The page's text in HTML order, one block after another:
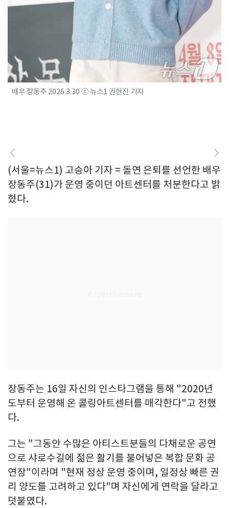
배우 장동주 2026.3.30 ⓒ 뉴스1 권현진 기자
(서울=뉴스1) 고승아 기자 = 돌연 은퇴를 선언한 배우
장동주(31)가 운영 중이던 아트센터를 처분한다고 밝
혔다.
장동주는 16일 자신의 인스타그램을 통해 "2020년
도부터 운영해 온 콜링아트센터를 매각한다"고 전했
다.
그는 "그동안 수많은 아티스트분들의 다채로운 공연
으로 샤로수길에 젊은 활기를 불어넣은 복합 문화 공
연장"이라며 "현재 정상 운영 중이며, 일정상 빠른 권
리 양도를 고려하고 있다"며 자신에게 연락을 달라고
덧붙였다.